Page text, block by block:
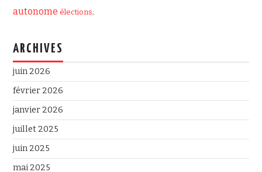
autonome élections;
ARCHIVES
juin 2026
février 2026
janvier 2026
juillet 2025
juin 2025
mai 2025